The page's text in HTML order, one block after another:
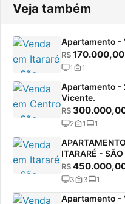
Veja também
Apartamento -
R$170.000,00
1 1
Apartamento -
Vicente.
R$
2 1 1
ITARARÉ -
R$
3 3 1
Apartamento -